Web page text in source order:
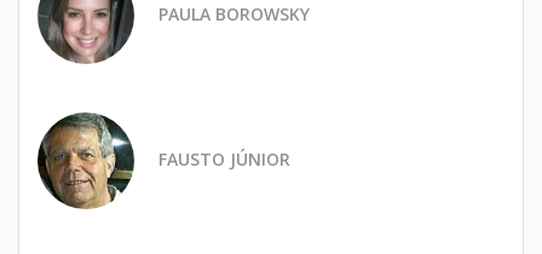
PAULA BOROWSKY
FAUSTO JÚNIOR